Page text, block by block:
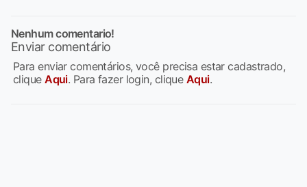
Nenhum comentario!
Enviar comentário
Para enviar comentários, você precisa estar cadastrado,
cliqueAqui. Para fazer login, clique Aqui.